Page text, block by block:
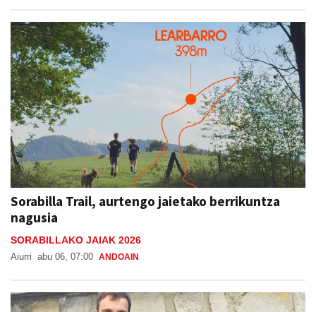
Sorabilla Trail, aurtengo jaietako berrikuntza
nagusia
SORABILLAKO JAIAK 2026
Aiurri abu 06, 07:00 ANDOAIN